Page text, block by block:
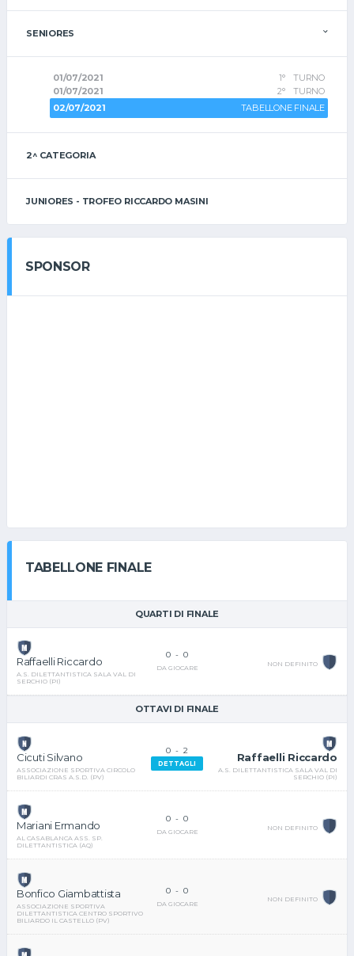
SENIORES
01/07/2021
1° TURNO
01/07/2021
2° TURNO
02/07/2021
TABELLONE FINALE
2^ CATEGORIA
JUNIORES - TROFEO RICCARDO MASINI
SPONSOR
TABELLONE FINALE
QUARTI DI FINALE
Raffaelli Riccardo
A.S. DILETTANTISTICA SALA VAL DI
SERCHIO (PI)
0 - 0
DA GIOCARE
NON DEFINITO
OTTAVI DI FINALE
Cicuti Silvano
ASSOCIAZIONE SPORTIVA CIRCOLO
BILIARDI CRAS A.S.D. (PV)
0- 2
DETTAGLI
Raffaelli Riccardo
A.S. DILETTANTISTICA SALA VAL DI
SERCHIO (PI)
Mariani Ermando
AL CASABLANCA ASS. SP.
DILETTANTISTICA (AQ)
0 - 0
DA GIOCARE
NON DEFINITO
Bonfico Giambattista
ASSOCIAZIONE SPORTIVA
DILETTANTISTICA CENTRO SPORTIVO
BILIARDO IL CASTELLO (PV)
0 - 0
DA GIOCARE
NON DEFINITO